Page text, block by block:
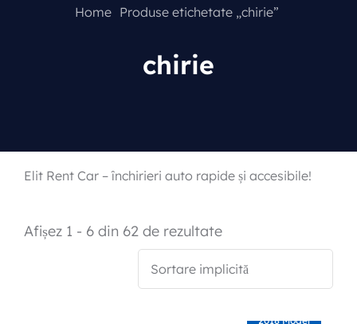
Home Produse etichetate „chirie”
chirie
Elit Rent Car – închirieri auto rapide și accesibile!
Afișez 1 - 6 din 62 de rezultate
2018 Model